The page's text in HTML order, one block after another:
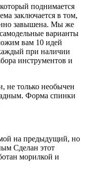
поднимается
заключается в том,
завышена. Мы же
варианты
вам 10 идей
при наличии
инструментов и
не только необычен
Форма спинки
на предыдущий, но
Сделан этот
морилкой и